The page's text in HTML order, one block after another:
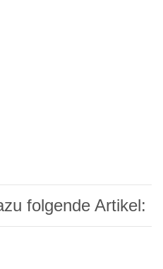
folgende Artikel: